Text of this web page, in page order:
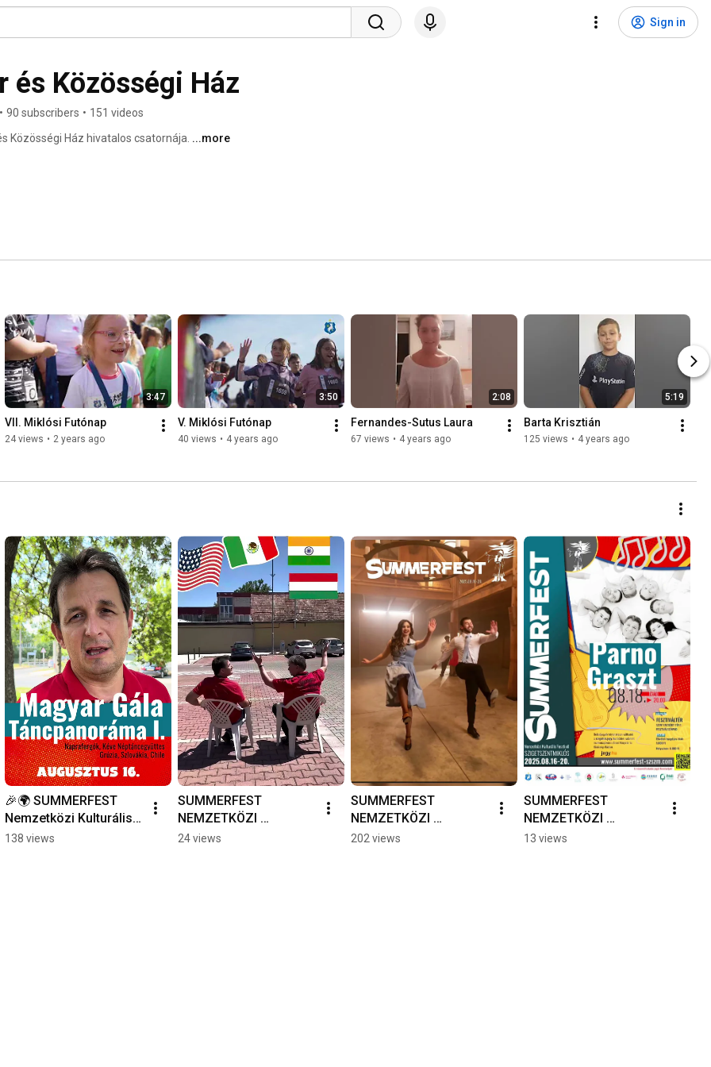
Sign in
és Közösségi Ház
• 90 subscribers • 151 videos
Közösségi Ház hivatalos csatornája. ...more
3:47
VII. Miklósi Futónap
24 views • 2 years ago
3:50
V. Miklósi Futónap
40 views • 4 years ago
2:08
Fernandes-Sutus Laura
67 views • 4 years ago
5:19
Barta Krisztián
125 views • 4 years ago
🎉🌍 SUMMERFEST
Nemzetközi Kulturális
Fesztivál
138 views
SUMMERFEST
NEMZETKÖZI
KULTURÁLIS
24 views
SUMMERFEST
NEMZETKÖZI
KULTURÁLIS
202 views
SUMMERFEST
NEMZETKÖZI
KULTURÁLIS
13 views